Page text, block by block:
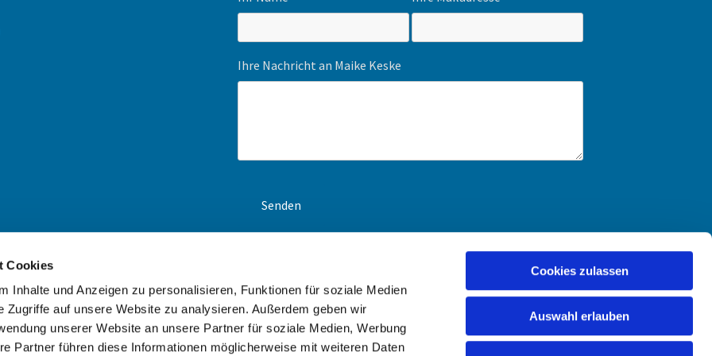
Cookies
Inhalte und Anzeigen zu personalisieren, Funktionen für soziale Medien
Zugriffe auf unsere Website zu analysieren. Außerdem geben wir
unserer Website an unsere Partner für soziale Medien, Werbung
Partner führen diese Informationen möglicherweise mit weiteren Daten
Cookies zulassen
Auswahl erlauben
Navi und unsere
an. Wir erstellen Ihnen
Ihre Nachricht an Maike Keske